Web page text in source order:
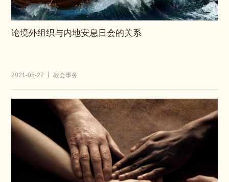
论境外组织与内地安息日会的关系
2021-05-27 丨 教会事务